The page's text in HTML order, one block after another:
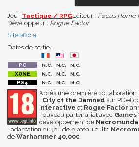
Jeu : Tactique / RPGEditeur : Focus Home
Développeur : Rogue Factor
Site officiel
Dates de sortie :
N.C. N.C.
N.C.
N.C.
N.C.
N.C.
N.C.
N.C. N.C.
Après une première collaboration
: City of the Damned sur PC et
Interactive et Rogue Factor
nouveau partenariat avec Games
développement de
l'adaptation du jeu de plateau culte
de Warhammer 40,000.